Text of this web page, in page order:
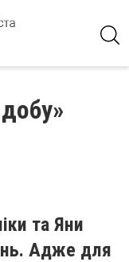
та Яни
Адже для